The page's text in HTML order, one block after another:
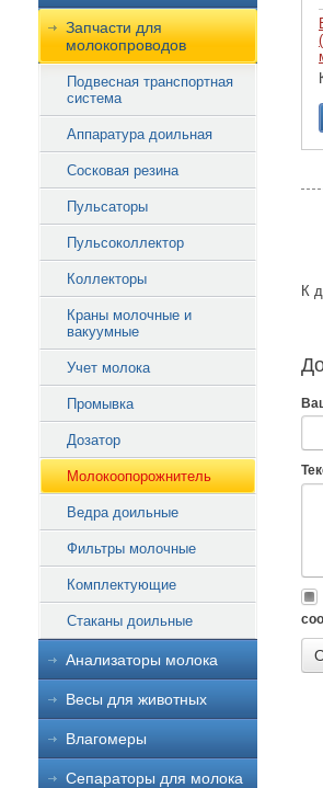
Запчасти для
молокопроводов
Подвесная транспортная
система
Аппаратура доильная
Сосковая резина
Пульсаторы
Пульсоколлектор
Коллекторы
Краны молочные и
вакуумные
Учет молока
Промывка
Дозатор
Молокоопорожнитель
Ведра доильные
Фильтры молочные
Комплектующие
Стаканы доильные
Анализаторы молока
Весы для животных
Влагомеры
Сепараторы для молока
К